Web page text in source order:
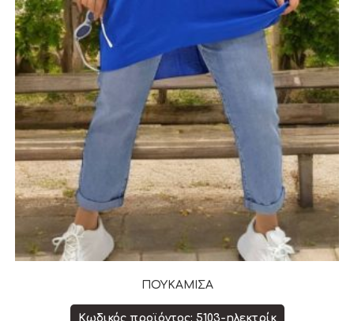
ΠΟΥΚΑΜΙΣΑ
Κωδικός προϊόντος: 5103-ηλεκτρίκ